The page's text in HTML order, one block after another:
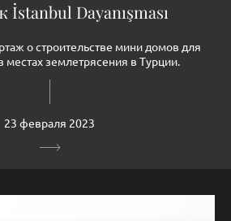
İstanbul Dayanışması
о строительстве мини домов для
местах землетрясения в Турции.
23 февраля 2023